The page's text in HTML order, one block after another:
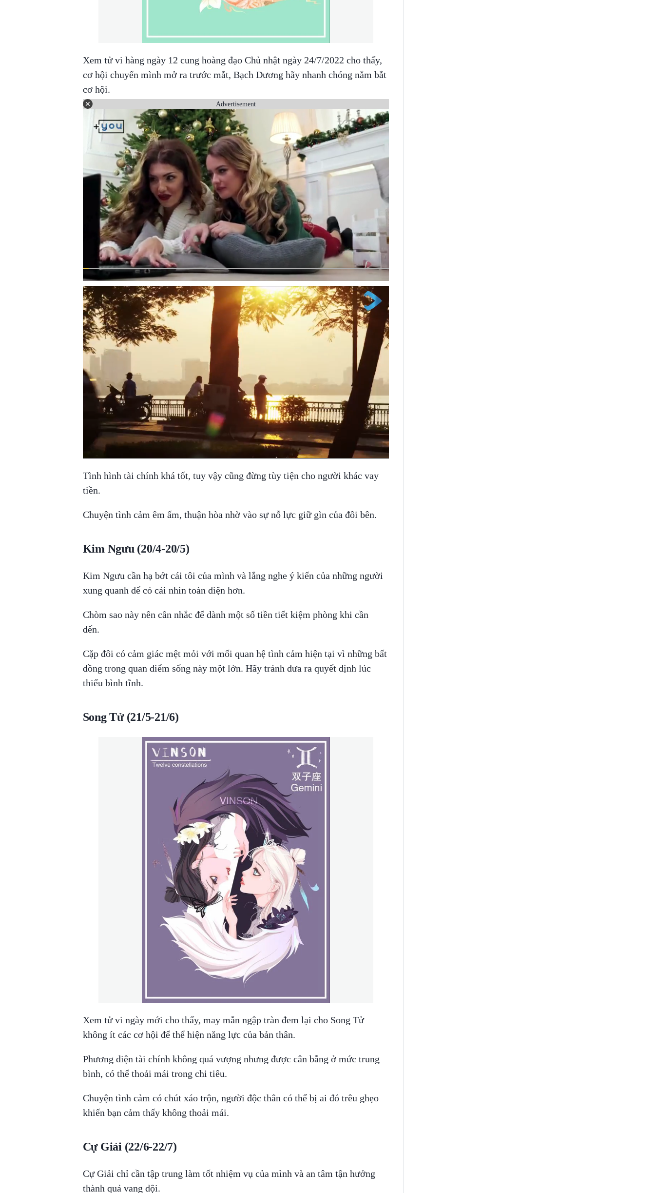
Xem tử vi hàng ngày 12 cung hoàng đạo Chủ nhật ngày 24/7/2022 cho thấy,
cơ hội chuyển mình mở ra trước mắt, Bạch Dương hãy nhanh chóng nắm bắt
cơ hội.
Advertisement
Tình hình tài chính khá tốt, tuy vậy cũng đừng tùy tiện cho người khác vay
tiền.
Chuyện tình cảm êm ấm, thuận hòa nhờ vào sự nỗ lực giữ gìn của đôi bên.
Kim Ngưu (20/4-20/5)
Kim Ngưu cần hạ bớt cái tôi của mình và lắng nghe ý kiến của những người
xung quanh để có cái nhìn toàn diện hơn.
Chòm sao này nên cân nhắc để dành một số tiền tiết kiệm phòng khi cần
đến.
Cặp đôi có cảm giác mệt mỏi với mối quan hệ tình cảm hiện tại vì những bất
đồng trong quan điểm sống này một lớn. Hãy tránh đưa ra quyết định lúc
thiếu bình tĩnh.
Song Tử (21/5-21/6)
Xem tử vi ngày mới cho thấy, may mắn ngập tràn đem lại cho Song Tử
không ít các cơ hội để thể hiện năng lực của bản thân.
Phương diện tài chính không quá vượng nhưng được cân bằng ở mức trung
bình, có thể thoải mái trong chi tiêu.
Chuyện tình cảm có chút xáo trộn, người độc thân có thể bị ai đó trêu ghẹo
khiến bạn cảm thấy không thoải mái.
Cự Giải (22/6-22/7)
Cự Giải chỉ cần tập trung làm tốt nhiệm vụ của mình và an tâm tận hưởng
thành quả vang dội.